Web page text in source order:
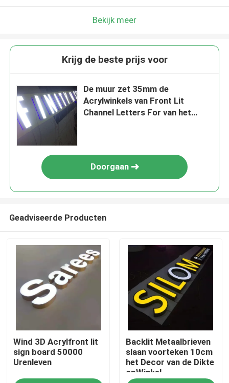
Huis
Bekijk meer
Krijg de beste prijs voor
De muur zet 35mm de
Acrylwinkels van Front Lit
Channel Letters For van het
Doorgaan
Geadviseerde Producten
Wind 3D Acrylfront lit
sign board 50000
Urenleven
Backlit Metaalbrieven
slaan voorteken 10cm
het Decor van de Dikte
opWinkel